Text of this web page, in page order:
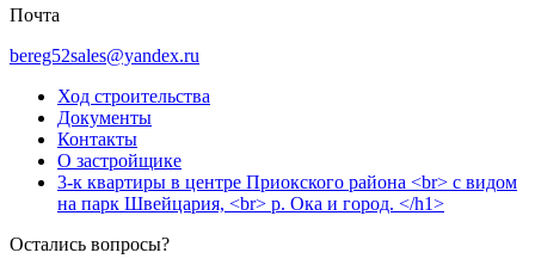
Почта
bereg52sales@yandex.ru
Ход строительства
Документы
Контакты
О застройщике
3-к квартиры в центре Приокского района <br> с видом
на парк Швейцария, <br> р. Ока и город. </h1>
Остались вопросы?